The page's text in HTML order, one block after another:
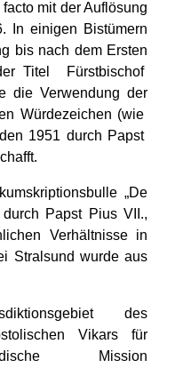
mit der Auflösung
In einigen Bistümern
bis nach dem Ersten
Titel Fürstbischof
die Verwendung der
Würdezeichen (wie
1951 durch Papst
„De
Papst Pius VII.,
Verhältnisse in
Stralsund wurde aus
des
Vikars für
Mission